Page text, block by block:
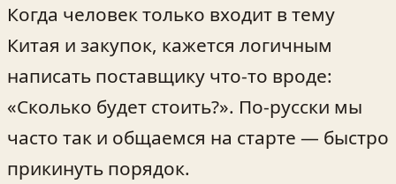
Когда человек только входит в тему
Китая и закупок, кажется логичным
написать поставщику что-то вроде:
«Сколько будет стоить?». По-русски мы
часто так и общаемся на старте — быстро
прикинуть порядок.